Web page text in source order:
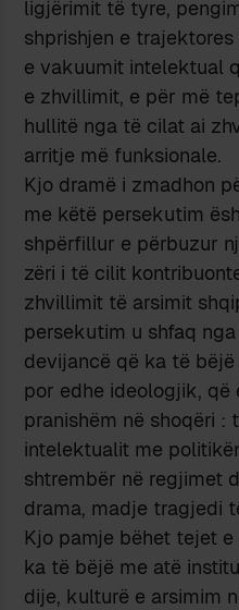
ligjërimit të tyre,
shprishjen e
e vakuumit intelektual
e zhvillimit, e për më
hullitë nga të cilat ai
arritje më funksionale.
Kjo dramë i zmadhon
me këtë persekutim
shpërfillur e përbuzur
zëri i të cilit
zhvillimit të arsimit
persekutim u shfaq
devijancë që ka të
por edhe ideologjik, që
pranishëm në shoqëri :
intelektualit me
shtrembër në regjimet
drama, madje tragjedi
Kjo pamje bëhet tejet
ka të bëjë me atë
dije, kulturë e arsimim